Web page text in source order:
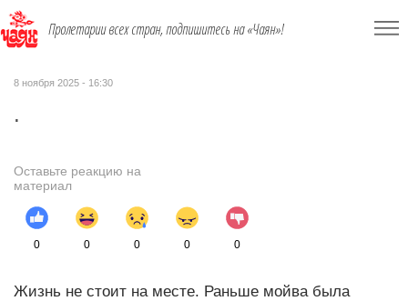
Пролетарии всех стран, подпишитесь на «Чаян»!
8 ноября 2025 - 16:30
.
Оставьте реакцию на
материал
0 0 0 0 0
Жизнь не стоит на месте. Раньше мойва была